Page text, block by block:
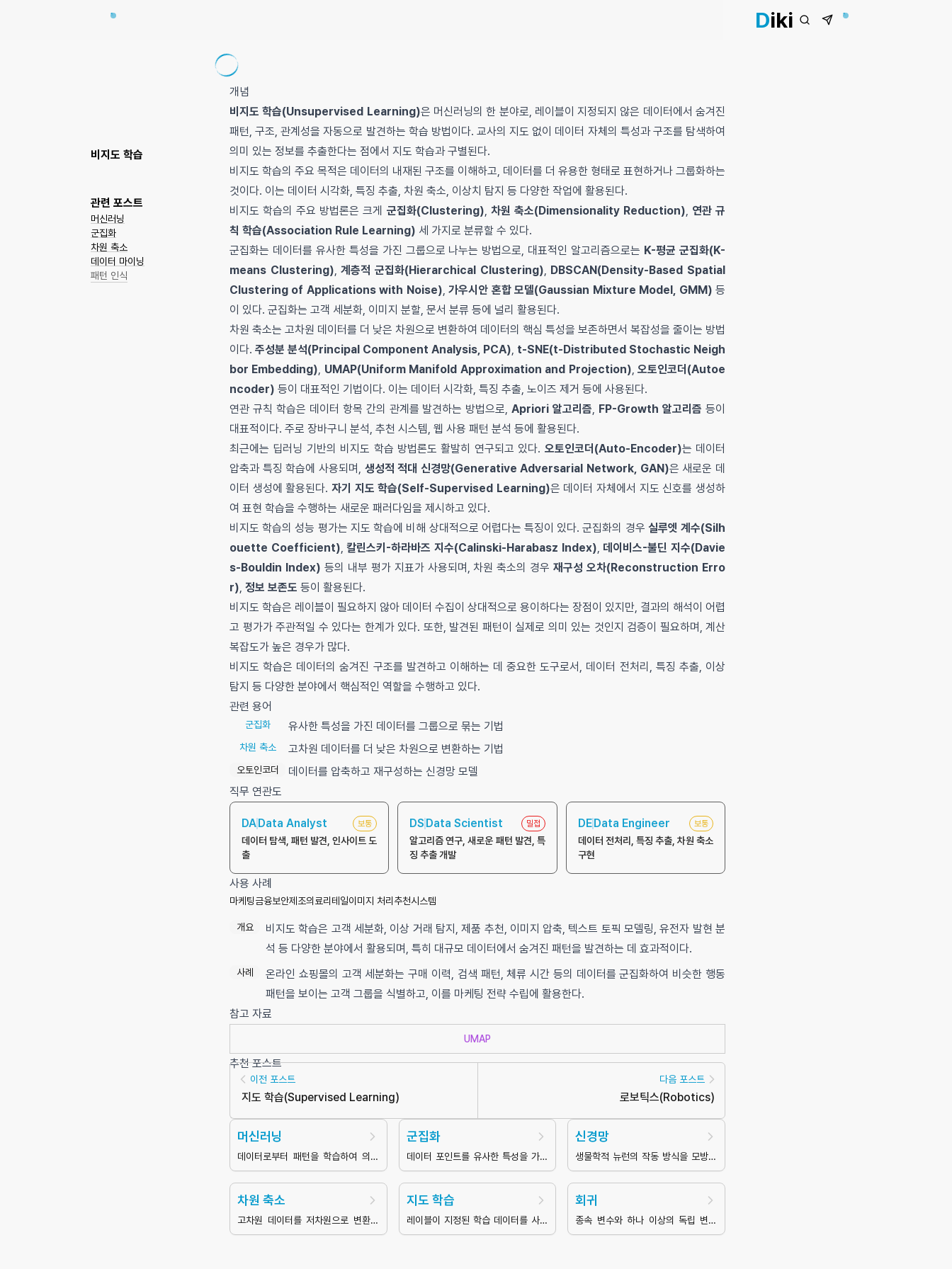
Diki
비지도 학습
관련 포스트
머신러닝
군집화
차원 축소
데이터 마이닝
패턴 인식
개념
비지도 학습(Unsupervised Learning)은 머신러닝의 한 분야로, 레이블이 지정되지 않은 데이터에서 숨겨진
패턴, 구조, 관계성을 자동으로 발견하는 학습 방법이다. 교사의 지도 없이 데이터 자체의 특성과 구조를 탐색하여
의미 있는 정보를 추출한다는 점에서 지도 학습과 구별된다.
비지도 학습의 주요 목적은 데이터의 내재된 구조를 이해하고, 데이터를 더 유용한 형태로 표현하거나 그룹화하는
것이다. 이는 데이터 시각화, 특징 추출, 차원 축소, 이상치 탐지 등 다양한 작업에 활용된다.
비지도 학습의 주요 방법론은 크게 군집화(Clustering), 차원 축소(Dimensionality Reduction), 연관 규
칙 학습(Association Rule Learning) 세 가지로 분류할 수 있다.
군집화는 데이터를 유사한 특성을 가진 그룹으로 나누는 방법으로, 대표적인 알고리즘으로는 K-평균 군집화(K-
means Clustering),계층적 군집화(Hierarchical Clustering), DBSCAN(Density-Based Spatial
Clustering of Applications with Noise),가우시안 혼합 모델(Gaussian Mixture Model, GMM) 등
이 있다. 군집화는 고객 세분화, 이미지 분할, 문서 분류 등에 널리 활용된다.
차원 축소는 고차원 데이터를 더 낮은 차원으로 변환하여 데이터의 핵심 특성을 보존하면서 복잡성을 줄이는 방법
이다. 주성분 분석(Principal Component Analysis, PCA), t-SNE(t-Distributed Stochastic Neigh
bor Embedding), UMAP(Uniform Manifold Approximation and Projection),오토인코더(Autoe
ncoder) 등이 대표적인 기법이다. 이는 데이터 시각화, 특징 추출, 노이즈 제거 등에 사용된다.
연관 규칙 학습은 데이터 항목 간의 관계를 발견하는 방법으로,Apriori 알고리즘, FP-Growth 알고리즘 등이
대표적이다. 주로 장바구니 분석, 추천 시스템, 웹 사용 패턴 분석 등에 활용된다.
최근에는 딥러닝 기반의 비지도 학습 방법론도 활발히 연구되고 있다. 오토인코더(Auto-Encoder)는 데이터
압축과 특징 학습에 사용되며, 생성적 적대 신경망(Generative Adversarial Network, GAN)은 새로운 데
이터 생성에 활용된다. 자기 지도 학습(Self-Supervised Learning)은 데이터 자체에서 지도 신호를 생성하
여 표현 학습을 수행하는 새로운 패러다임을 제시하고 있다.
비지도 학습의 성능 평가는 지도 학습에 비해 상대적으로 어렵다는 특징이 있다. 군집화의 경우 실루엣 계수(Silh
ouette Coefficient),칼린스키-하라바즈 지수(Calinski-Harabasz Index), 데이비스-불딘 지수(Davie
s-Bouldin Index) 등의 내부 평가 지표가 사용되며, 차원 축소의 경우재구성 오차(Reconstruction Erro
r), 정보 보존도 등이 활용된다.
비지도 학습은 레이블이 필요하지 않아 데이터 수집이 상대적으로 용이하다는 장점이 있지만, 결과의 해석이 어렵
고 평가가 주관적일 수 있다는 한계가 있다. 또한, 발견된 패턴이 실제로 의미 있는 것인지 검증이 필요하며, 계산
복잡도가 높은 경우가 많다.
비지도 학습은 데이터의 숨겨진 구조를 발견하고 이해하는 데 중요한 도구로서, 데이터 전처리, 특징 추출, 이상
탐지 등 다양한 분야에서 핵심적인 역할을 수행하고 있다.
관련 용어
군집화 유사한 특성을 가진 데이터를 그룹으로 묶는 기법
차원 축소 고차원 데이터를 더 낮은 차원으로 변환하는 기법
오토인코더
데이터를 압축하고 재구성하는 신경망 모델
직무 연관도
DAData Analyst 보통
데이터 탐색, 패턴 발견, 인사이트 도
출
DS Data Scientist 밀접
알고리즘 연구, 새로운 패턴 발견, 특
징 추출 개발
DEData Engineer 보통
데이터 전처리, 특징 추출, 차원 축소
구현
사용 사례
마케팅금융보안제조의료리테일이미지 처리 추천시스템
개요
비지도 학습은 고객 세분화, 이상 거래 탐지, 제품 추천, 이미지 압축, 텍스트 토픽 모델링, 유전자 발현 분
석 등 다양한 분야에서 활용되며, 특히 대규모 데이터에서 숨겨진 패턴을 발견하는 데 효과적이다.
사례
온라인 쇼핑몰의 고객 세분화는 구매 이력, 검색 패턴, 체류 시간 등의 데이터를 군집화하여 비슷한 행동
패턴을 보이는 고객 그룹을 식별하고, 이를 마케팅 전략 수립에 활용한다.
참고 자료
UMAP
추천 포스트
이전 포스트
지도 학습(Supervised Learning)
다음 포스트
로보틱스(Robotics)
머신러닝
데이터로부터 패턴을 학습하여 의사
결정이나 예측을 수행하는 인공지능
의 한 분야
군집화
데이터 포인트를 유사한 특성을 가진
그룹으로 나누는 비지도 학습 기법
신경망
생물학적 뉴런의 작동 방식을 모방한
기계학습 모델
차원 축소
고차원 데이터를 저차원으로 변환하
여 데이터의 구조를 단순화하는 기법
지도 학습
레이블이 지정된 학습 데이터를 사용
하여 입력값과 출력값의 관계를 학습
회귀
종속 변수와 하나 이상의 독립 변수
간의 관계를 모델링하는 통계적 방법